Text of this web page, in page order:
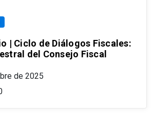
| Ciclo de Diálogos Fiscales:
del Consejo Fiscal
de 2025